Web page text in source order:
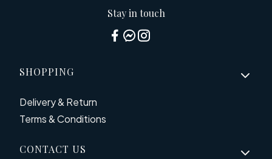
Stay in touch
Footer menu
SHOPPING
Delivery & Return
Terms & Conditions
CONTACT US